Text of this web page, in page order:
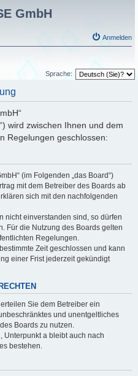
GmbH
Anmelden
Sprache:
wird zwischen Ihnen und dem
Regelungen geschlossen:
(im Folgenden „das Board“)
mit dem Betreiber des Boards ab
sich mit den nachfolgenden
nicht einverstanden sind, so dürfen
Für die Nutzung des Boards gelten
Regelungen.
Zeit geschlossen und kann
einer Frist jederzeit gekündigt
Sie dem Betreiber ein
und unentgeltliches
Boards zu nutzen.
Unterpunkt a bleibt auch nach
bestehen.